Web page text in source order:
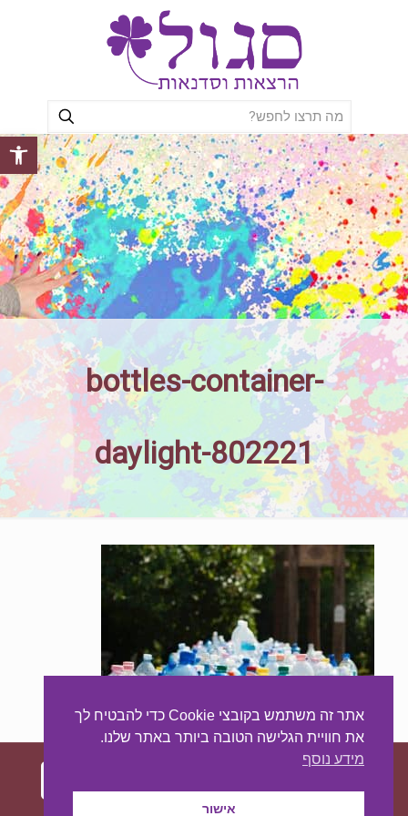
פתח
bottles-container-
daylight-802221
אתר זה משתמש בקובצי Cookie כדי להבטיח לך
את חוויית הגלישה הטובה ביותר באתר שלנו.
מידע נוסף
אישור